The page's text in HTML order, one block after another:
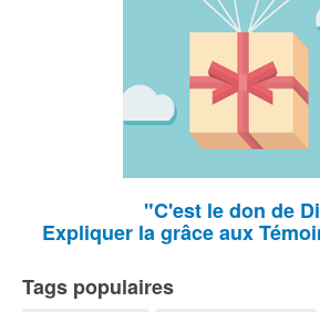
"C'est le don de
Expliquer la grâce aux
Tags populaires